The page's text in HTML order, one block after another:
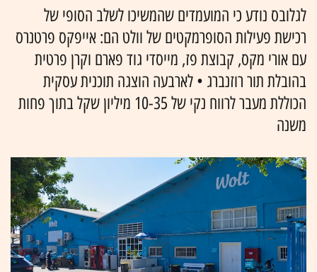
לגלובס נודע כי המועמדים שהמשיכו לשלב הסופי של
רכישת פעילות הסופרמקטים של וולט הם: אייפקס פרטנרס
עם אורי מקס, קבוצת פז, מייסדי גוד פארם וקרן פרטית
בהובלת תור רוזנברג • לארבעה הוצגה תוכנית עסקית
הכוללת מעבר לרווח נקי של 10-35 מיליון שקל בתוך פחות
משנה